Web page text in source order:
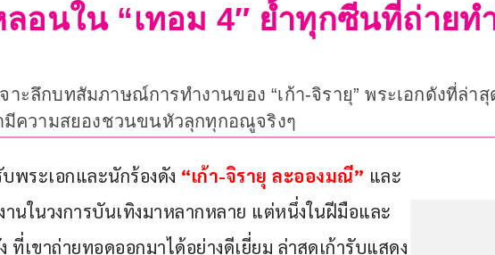
ลอนใน “เทอม 4″ ย้ำทุกซีนที่ถ่าย
ะลึกบทสัมภาษณ์การทำงานของ “เก้า-จิรายุ” พระเอกดังที่ล่า
ความสยองชวนขนหัวลุกทุกอณูจริงๆ
พระเอกและนักร้องดัง “เก้า-จิรายุ ละอองมณี” และ
านในวงการบันเทิงมาหลากหลาย แต่หนึ่งในฝีมือและ
เขาถ่ายทอดออกมาได้อย่างดีเยี่ยม ล่าสุดเก้ารับแสดง